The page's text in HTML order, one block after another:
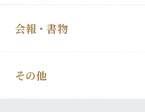
顕彰会について
慰霊祭のご案内
特攻像の奉納
会報・書物
会報「特攻」
その他